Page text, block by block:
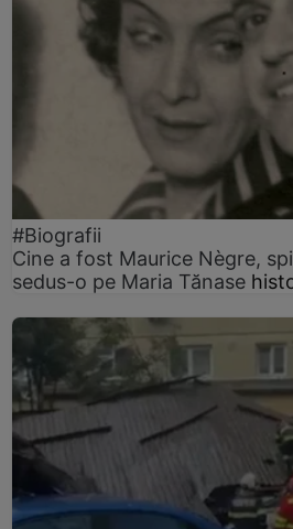
#Biografii
Cine a fost Maurice Nègre,
sedus-o pe Maria Tănase